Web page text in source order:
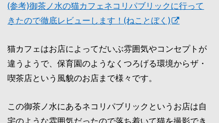
(参考)御茶ノ水の猫カフェネコリパブリックに行って
きたので徹底レビューします！(ねことぼく)
猫カフェはお店によってだいぶ雰囲気やコンセプトが
違うようで、保育園のようなくつろげる環境からザ・
喫茶店という風貌のお店まで様々です。
この御茶ノ水にあるネコリパブリックというお店は自
宅のような雰囲気だったので落ち着いて猫を撮影でき